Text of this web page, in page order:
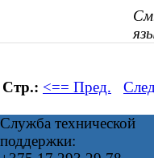
Стр.: <== Пред.
Служба технической
поддержки: